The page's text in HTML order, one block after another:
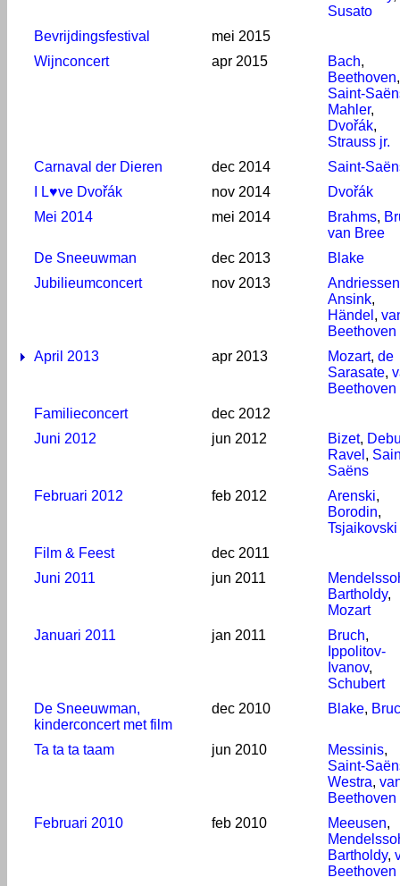
Susato
Bevrijdingsfestival
mei 2015
Wijnconcert
apr 2015 Bach,
Beethoven,
Saint-
Mahler,
Dvořák,
Strauss jr.
Carnaval der Dieren
dec 2014
Saint-
I L♥ve Dvořák
nov 2014
Dvořák
Mei 2014
mei 2014 Brahms,
van Bree
De Sneeuwman
dec 2013
Blake
Jubilieumconcert
nov 2013
Andriessen
Ansink,
Händel ,
Beethoven
April 2013
apr 2013 Mozart, de
Sarasate,
Beethoven
Familieconcert
dec 2012
Juni 2012
jun 2012 Bizet,
Ravel ,
Saëns
Februari 2012
feb 2012 Arenski,
Borodin,
Tsjaikovski
Film & Feest
dec 2011
Juni 2011
jun 2011
Bartholdy,
Mozart
Januari 2011
jan 2011 Bruch,
Ippolitov-
Ivanov,
Schubert
De Sneeuwman,
kinderconcert met film
dec 2010 Blake,
Ta ta ta taam jun 2010 Messinis,
Saint-
Westra,
Beethoven
Februari 2010
feb 2010 Meeusen,
Bartholdy,
Beethoven